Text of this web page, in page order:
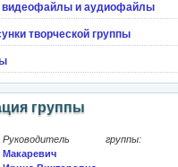
видеофайлы и аудиофайлы
творческой группы
группы
Руководитель группы:
Макаревич